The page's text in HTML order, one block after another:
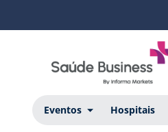
Eventos Hospitais